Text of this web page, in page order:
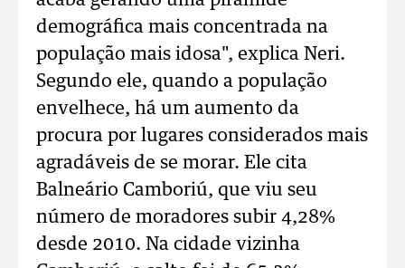
demográfica mais concentrada na
população mais idosa", explica Neri.
Segundo ele, quando a população
envelhece, há um aumento da
procura por lugares considerados mais
agradáveis de se morar. Ele cita
Balneário Camboriú, que viu seu
número de moradores subir 4,28%
desde 2010. Na cidade vizinha